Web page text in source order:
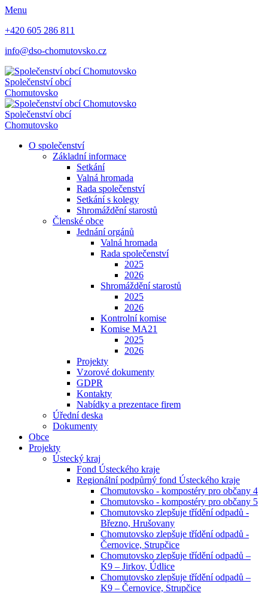
Menu
+420 605 286 811
info@dso-chomutovsko.cz
Společenství obcí
Chomutovsko
Společenství obcí
Chomutovsko
O společenství
Základní informace
Setkání
Valná hromada
Rada společenství
Setkání s kolegy
Shromáždění starostů
Členské obce
Jednání orgánů
Valná hromada
Rada společenství
2025
2026
Shromáždění starostů
2025
2026
Kontrolní komise
Komise MA21
2025
2026
Projekty
Vzorové dokumenty
GDPR
Kontakty
Nabídky a prezentace firem
Úřední deska
Dokumenty
Obce
Projekty
Ústecký kraj
Fond Ústeckého kraje
Regionální podpůrný fond Ústeckého kraje
Chomutovsko - kompostéry pro občany 4
Chomutovsko - kompostéry pro občany 5
Chomutovsko zlepšuje třídění odpadů -
Březno, Hrušovany
Chomutovsko zlepšuje třídění odpadů -
Černovice, Strupčice
Chomutovsko zlepšuje třídění odpadů –
K9 – Jirkov, Údlice
Chomutovsko zlepšuje třídění odpadů –
K9 – Černovice, Strupčice